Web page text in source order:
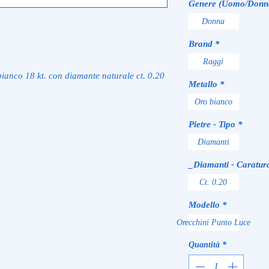
18 kt. con diamante naturale ct. 0.20
Genere (Uomo/
Donna
Brand *
Raggi
Metallo *
Oro bianco
Pietre - Tipo *
Diamanti
_Diamanti -
Ct. 0.20
Modello *
Orecchini Punto Luce
Quantità *